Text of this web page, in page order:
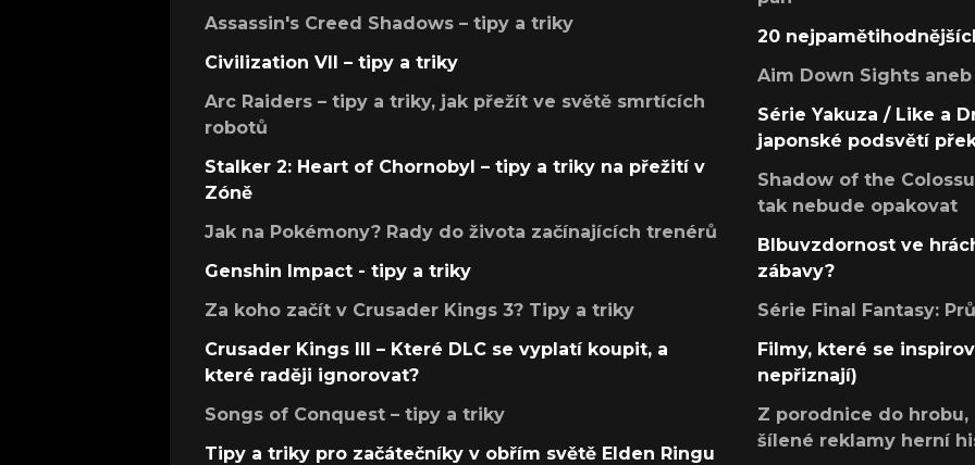
Assassin's Creed Shadows – tipy a triky
Civilization VII – tipy a triky
Arc Raiders – tipy a triky, jak přežít ve světě smrtících
robotů
Stalker 2: Heart of Chornobyl – tipy a triky na přežití v
Zóně
Jak na Pokémony? Rady do života začínajících trenérů
Genshin Impact - tipy a triky
Za koho začít v Crusader Kings 3? Tipy a triky
Crusader Kings III – Které DLC se vyplatí koupit, a
které raději ignorovat?
Songs of Conquest – tipy a triky
Tipy a triky pro začátečníky v obřím světě Elden Ringu
20
Aim Down Sights
Série Yakuza / Like a
japonské podsvětí
Shadow of the
tak nebude opakovat
Blbuvzdornost ve
zábavy?
Série Final Fantasy:
Filmy, které se
nepřiznají)
Z porodnice do hrobu,
šílené reklamy herní